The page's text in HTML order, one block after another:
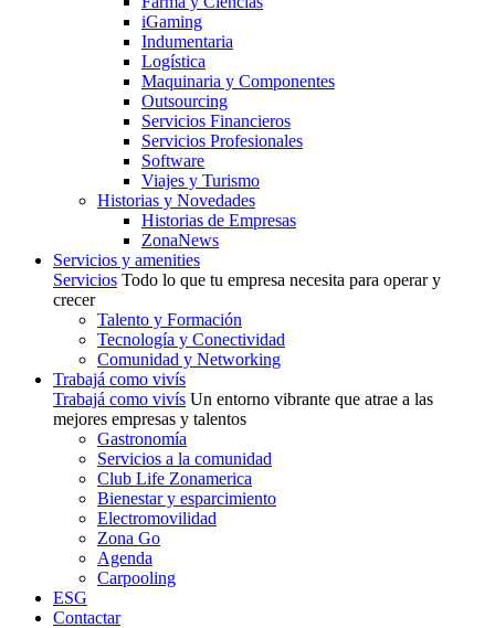
iGaming
Indumentaria
Logística
Maquinaria y Componentes
Outsourcing
Servicios Financieros
Servicios Profesionales
Software
Viajes y Turismo
Historias y Novedades
Historias de Empresas
ZonaNews
Servicios y amenities
Servicios Todo lo que tu empresa necesita para operar y
crecer
Talento y Formación
Tecnología y Conectividad
Comunidad y Networking
Trabajá como vivís
Trabajá como vivís Un entorno vibrante que atrae a las
mejores empresas y talentos
Gastronomía
Servicios a la comunidad
Club Life Zonamerica
Bienestar y esparcimiento
Electromovilidad
Zona Go
Agenda
Carpooling
ESG
Contactar